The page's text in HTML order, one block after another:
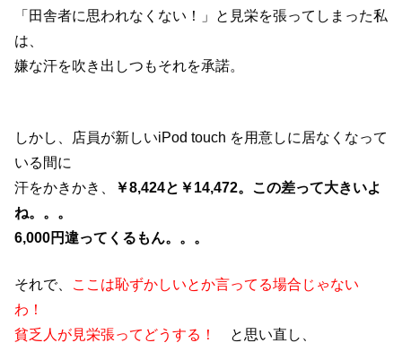
「田舎者に思われなくない！」と見栄を張ってしまった私
は、
嫌な汗を吹き出しつもそれを承諾。
しかし、店員が新しいiPod touch を用意しに居なくなって
いる間に
汗をかきかき、
￥8,424と￥14,472。この差って大きいよ
ね。。。
6,000円違ってくるもん。。。
それで、
ここは恥ずかしいとか言ってる場合じゃない
わ！
貧乏人が見栄張ってどうする！
と思い直し、